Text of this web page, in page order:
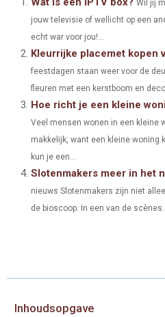
R
O
W
T
E
R
)
R
O
E
O
K
Wil jij
jouw televisie of wellicht op een
echt war voor jou!...
Kleurrijke placemet kopen
feestdagen staan weer voor de
fleuren met een kerstboom en
Hoe richt je een kleine
Veel mensen wonen in een kleine
makkelijk, want een kleine woning
kun je een...
Slotenmakers meer in het
nieuws Slotenmakers zijn niet
de bioscoop. In een van de scènes...
Inhoudsopgave